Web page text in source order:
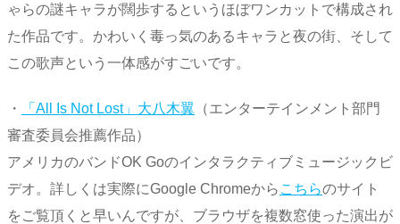
ゃらの謎キャラが闊歩するというほぼワンカットで構成され
た作品です。かわいく毒っ気のあるキャラと夜の街、そして
この歌声という一体感がすごいです。
・ 「All Is Not Lost」大八木翼 （エンターテインメント部門
審査委員会推薦作品）
アメリカのバンドOK Goのインタラクティブミュージックビ
デオ。詳しくは実際にGoogle Chromeから こちらのサイト
をご覧頂くと早いんですが、ブラウザを複数窓使った演出が